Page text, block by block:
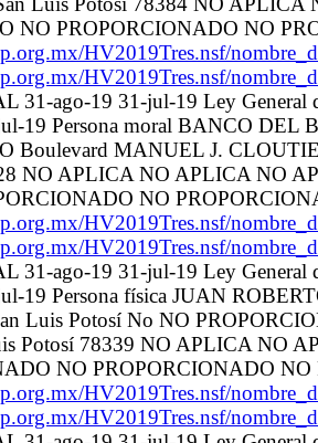
NO PROPORCIONADO NO
HV2019Tres.nsf/
HV2019Tres.nsf/
31-ago-19 31-jul-19 Ley
19 Persona moral BANCO DEL
Boulevard MANUEL J.
NO APLICA NO APLICA NO
NO
HV2019Tres.nsf/
HV2019Tres.nsf/
31-ago-19 31-jul-19 Ley
19 Persona física JUAN
Luis Potosí No NO
Potosí 78339 NO APLICA NO
NO PROPORCIONADO
HV2019Tres.nsf/
HV2019Tres.nsf/